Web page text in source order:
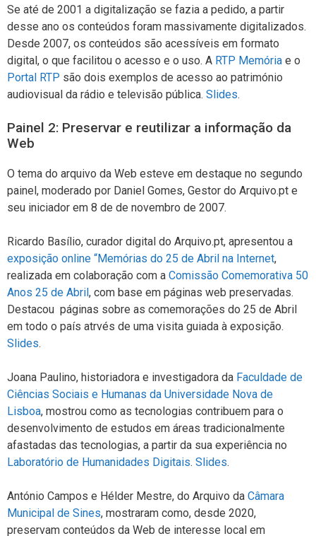
Se até de 2001 a digitalização se fazia a pedido, a partir
desse ano os conteúdos foram massivamente digitalizados.
Desde 2007, os conteúdos são acessíveis em formato
digital, o que facilitou o acesso e o uso. A RTP Memória e o
Portal RTP são dois exemplos de acesso ao património
audiovisual da rádio e televisão pública. Slides.
Painel 2: Preservar e reutilizar a informação da
Web
O tema do arquivo da Web esteve em destaque no segundo
painel, moderado por Daniel Gomes, Gestor do Arquivo.pt e
seu iniciador em 8 de de novembro de 2007.
Ricardo Basílio, curador digital do Arquivo.pt, apresentou a
exposição online “Memórias do 25 de Abril na Internet,
realizada em colaboração com a Comissão Comemorativa 50
Anos 25 de Abril, com base em páginas web preservadas.
Destacou páginas sobre as comemorações do 25 de Abril
em todo o país atrvés de uma visita guiada à exposição.
Slides.
Joana Paulino, historiadora e investigadora da Faculdade de
Ciências Sociais e Humanas da Universidade Nova de
Lisboa, mostrou como as tecnologias contribuem para o
desenvolvimento de estudos em áreas tradicionalmente
afastadas das tecnologias, a partir da sua experiência no
Laboratório de Humanidades Digitais. Slides.
António Campos e Hélder Mestre, do Arquivo da Câmara
Municipal de Sines, mostraram como, desde 2020,
preservam conteúdos da Web de interesse local em